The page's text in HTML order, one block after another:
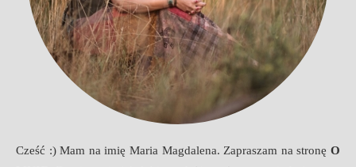
Cześć :) Mam na imię Maria Magdalena. Zapraszam na stronę O